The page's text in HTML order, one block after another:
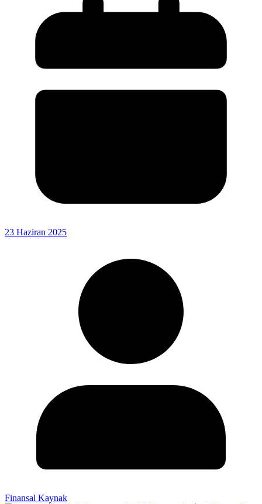
23 Haziran 2025
Finansal Kaynak